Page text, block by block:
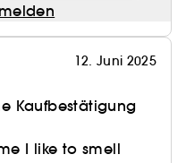
12. Juni 2025
Kaufbestätigung
I like to smell